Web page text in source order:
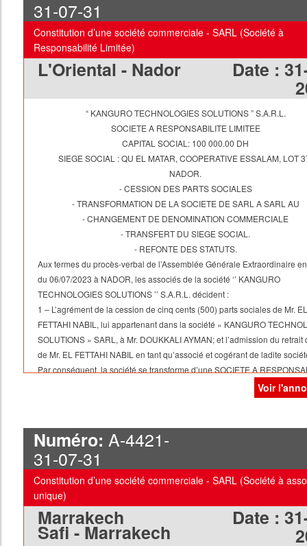
31-07-31
Constitution d’une société commerciale - SARL (Société à
Responsabilité Limitée)
L'Oriental - Nador Date :
“ KANGURO TECHNOLOGIES SOLUTIONS ” S.A.R.L.
SOCIETE A RESPONSABILITE LIMITEE
CAPITAL SOCIAL: 100 000.00 DH
SIEGE SOCIAL : QU EL MATAR, COOPERATIVE ESSALAM, LOT
NADOR.
- CESSION DES PARTS SOCIALES
- TRANSFORMATION DE LA SOCIETE DE SARL A SARL AU
- CHANGEMENT DE DENOMINATION COMMERCIALE
- TRANSFERT DU SIEGE SOCIAL.
- REFONTE DES STATUTS.
Aux termes du procès-verbal de l’Assemblée Générale Extraordinaire
du 06/07/2023 à NADOR, les associés de la société ‘’ KANGURO
TECHNOLOGIES SOLUTIONS ’’ S.A.R.L. décident :
1 – L’agrément de la cession de cinq cents (500) parts sociales de Mr.
FETTAHI NABIL, lui appartenant dans la société « KANGURO
SOLUTIONS » SARL, à Mr. DOUKKALI AYMAN; et l’admission du retrait
de Mr. EL FETTAHI NABIL en tant qu’associé et cogérant de ladite
Par conséquent, la société se transforme d’une SOCIETE A
LIMITEE à une SOCIETE A RESPONSABILITE LIMITEE D’ASSOCIE
1-Mr. DOUKKALI AYMAN 1 000 PARTS SOCIALES
TOTAL 1 000 PARTS SOCIALES
2 – Le changement de la dénomination commerciale de la société de «
KANGURO TECHNOLOGIES SOLUTIONS SARL » à « HASH MAP
TECHNOLOGIES SOLUTIONS SARL
3 - Le transfert du siège social de la société de NADOR, QU EL
MATARCOOPERATIVE ESSALAM, LOT 37 à NADOR, QU ARRID 2,
4 - La mise à jour des statuts.
Voir
Numéro: A-4421-
31-07-31
Constitution d’une société commerciale - SARL (Société à
unique)
Marrakech
Safi - Marrakech
Date :